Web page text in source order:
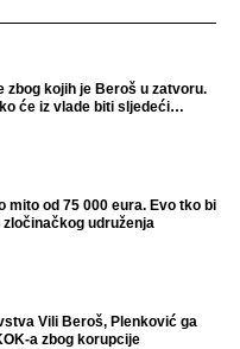
zbog kojih je Beroš u zatvoru.
će iz vlade biti sljedeći
mito od 75 000 eura. Evo tko bi
udruženja
Vili Beroš, Plenković ga
a zbog korupcije